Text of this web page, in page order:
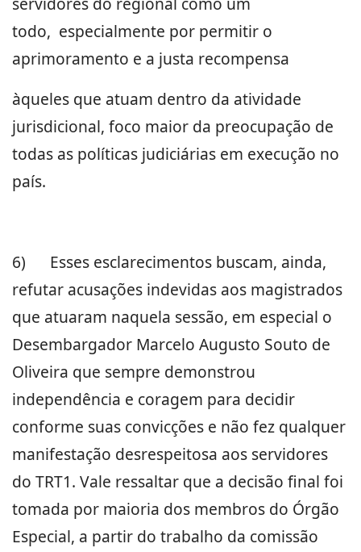
todo, especialmente por permitir o
aprimoramento e a justa recompensa
àqueles que atuam dentro da atividade
jurisdicional, foco maior da preocupação de
todas as políticas judiciárias em execução no
país.
6) Esses esclarecimentos buscam, ainda,
refutar acusações indevidas aos magistrados
que atuaram naquela sessão, em especial o
Desembargador Marcelo Augusto Souto de
Oliveira que sempre demonstrou
independência e coragem para decidir
conforme suas convicções e não fez qualquer
manifestação desrespeitosa aos servidores
do TRT1. Vale ressaltar que a decisão final foi
tomada por maioria dos membros do Órgão
Especial, a partir do trabalho da comissão